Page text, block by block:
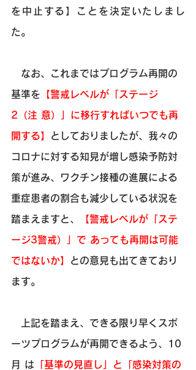
を中止する】ことを決定いたしまし
た。
なお、これまではプログラム再開の
基準を 【警戒レベルが「ステージ
2（注 意）」に移行すればいつでも再
開する】 としておりましたが、我々の
コロナに対する知見が増し感染予防対
策が進み、ワクチン接種の進展による
重症患者の割合も減少している状況を
踏まえますと、 【警戒レベルが「ステ
ージ3警戒）」で あっても再開は可能
ではないか】 との意見も出てきており
ます。
上記を踏まえ、できる限り早くスポ
ーツプログラムが再開できるよう、10
月 は 「基準の見直し」と「感染対策の